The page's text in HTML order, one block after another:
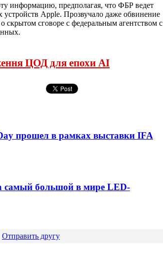
информацию, предполагая, что ФБР ведет
устройств Apple. Прозвучало даже обвинение
скрытом сговоре с федеральным агентством с
ЦОД для епохи AI
прошел в рамках выставки IFA
самый большой в мире LED-
Отправить другу